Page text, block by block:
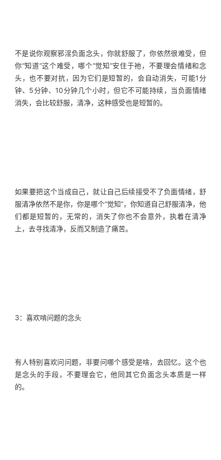
不是说你观察邪淫负面念头，你就舒服了，你依然很难受，但
你“知道”这个难受，哪个“觉知”安住于祂，不要理会情绪和念
头，也不要对抗，因为它们是短暂的，会自动消失，可能1分
钟、5分钟、10分钟几个小时，但它不可能持续，当负面情绪
消失，会比较舒服，清净，这种感受也是短暂的。
如果要把这个当成自己，就让自己后续接受不了负面情绪，舒
服清净依然不是你，你是哪个“觉知”，你知道自己舒服清净，他
们都是短暂的，无常的，消失了你也不会意外，执着在清净
上，去寻找清净，反而又制造了痛苦。
3：喜欢啃问题的念头
有人特别喜欢问问题，非要问哪个感受是啥，去回忆。这个也
是念头的手段，不要理会它，他同其它负面念头本质是一样
的。